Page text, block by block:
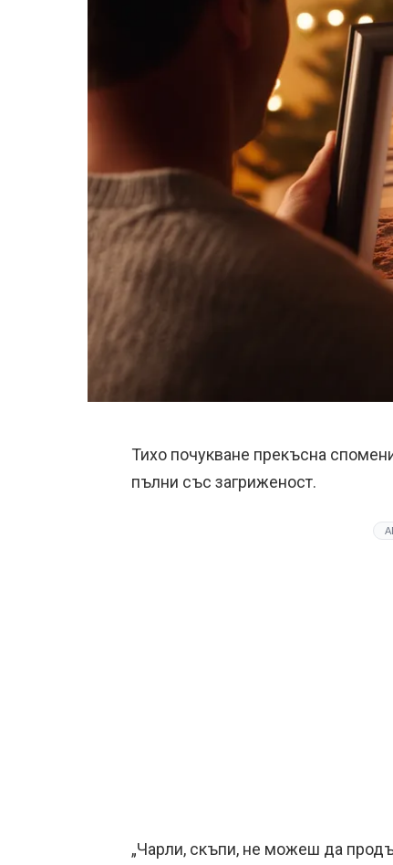
Тихо почукване прекъсна
пълни със загриженост.
„Чарли, скъпи, не можеш да